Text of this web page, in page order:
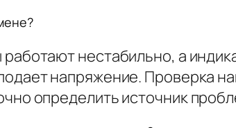
нестабильно, а
напряжение. Проверка
определить источник